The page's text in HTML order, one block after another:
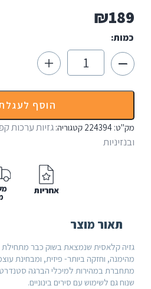
₪
כמות
של
גזיה
פרימוס
Primus
Mimer
הוסף לעגלת
224394 קטגוריה: גזיות ערכות קפה
משלוח
מהיר
מוצר
קלאסית שנמצאת בשוק כבר מתחילת שנות
וחזקה ביותר- פיזית, ומבחינת עוצמת
לשימוש עם סירים בינוניים.